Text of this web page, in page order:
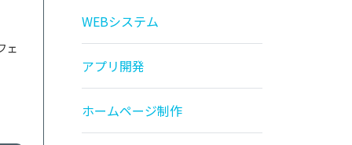
ェ
WEBシステム
アプリ開発
ホームページ制作